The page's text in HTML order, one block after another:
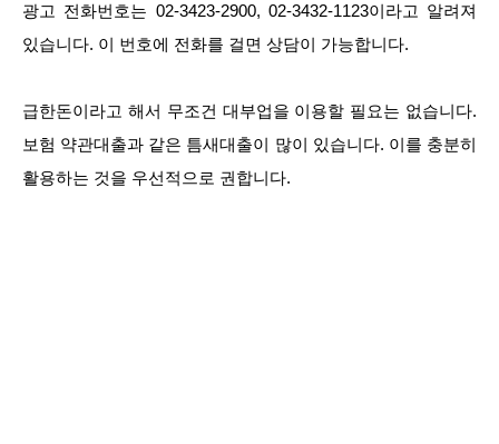
광고 전화번호는 02-3423-2900, 02-3432-1123이라고 알려져
있습니다. 이 번호에 전화를 걸면 상담이 가능합니다.
급한돈이라고 해서 무조건 대부업을 이용할 필요는 없습니다.
보험 약관대출과 같은 틈새대출이 많이 있습니다. 이를 충분히
활용하는 것을 우선적으로 권합니다.